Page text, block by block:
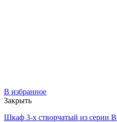
В избранное
Закрыть
Шкаф 3-х створчатый из серии